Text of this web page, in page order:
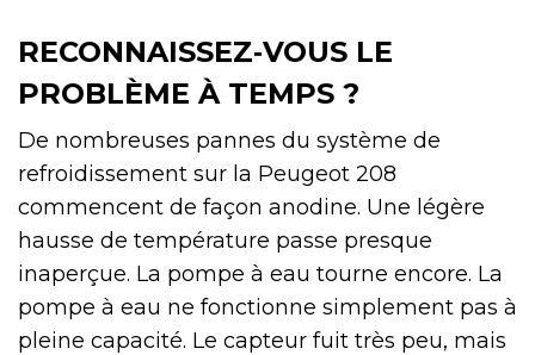
RECONNAISSEZ‑VOUS LE
PROBLÈME À TEMPS ?
De nombreuses pannes du système de
refroidissement sur la Peugeot 208
commencent de façon anodine. Une légère
hausse de température passe presque
inaperçue. La pompe à eau tourne encore. La
pompe à eau ne fonctionne simplement pas à
pleine capacité. Le capteur fuit très peu, mais